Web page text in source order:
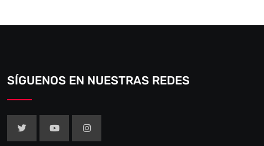
SÍGUENOS EN NUESTRAS REDES